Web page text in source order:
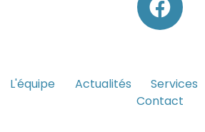
L'équipe Actualités Services
Contact